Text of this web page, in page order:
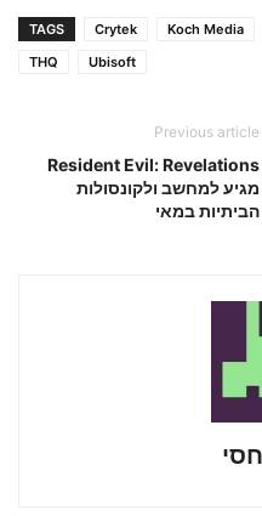
TAGS Crytek Koch Media
THQ
Ubisoft
Previous article
Resident Evil: Revelations
מגיע למחשב ולקונסולות
הביתיות במאי